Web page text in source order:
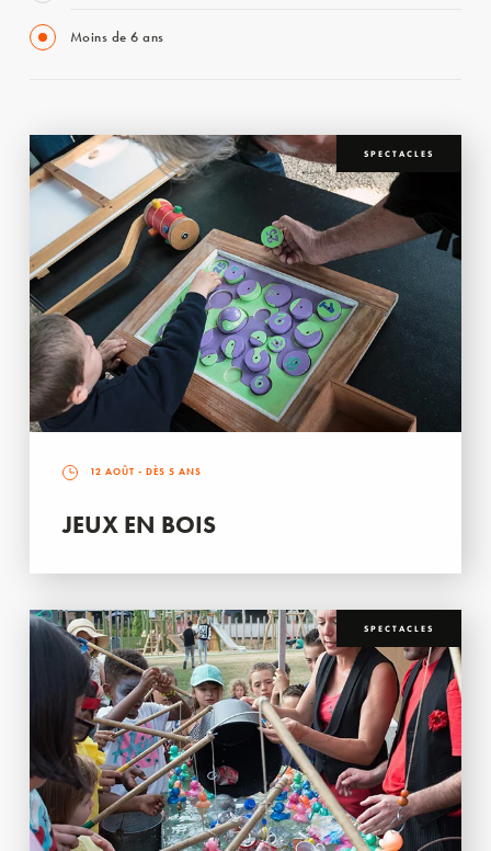
Moins de 6 ans
SPECTACLES
12 AOÛT - DÈS 5 ANS
JEUX EN BOIS
SPECTACLES